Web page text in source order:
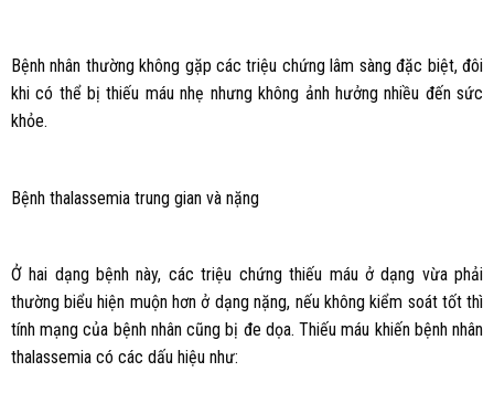
Bệnh nhân thường không gặp các triệu chứng lâm sàng đặc biệt, đôi
khi có thể bị thiếu máu nhẹ nhưng không ảnh hưởng nhiều đến sức
khỏe.
Bệnh thalassemia trung gian và nặng
Ở hai dạng bệnh này, các triệu chứng thiếu máu ở dạng vừa phải
thường biểu hiện muộn hơn ở dạng nặng, nếu không kiểm soát tốt thì
tính mạng của bệnh nhân cũng bị đe dọa. Thiếu máu khiến bệnh nhân
thalassemia có các dấu hiệu như: